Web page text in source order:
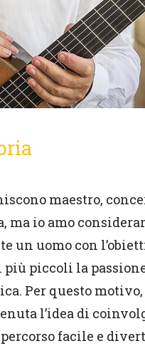
maestro,
ma io amo
un uomo con
più piccoli la
Per questo
l’idea di
facile e